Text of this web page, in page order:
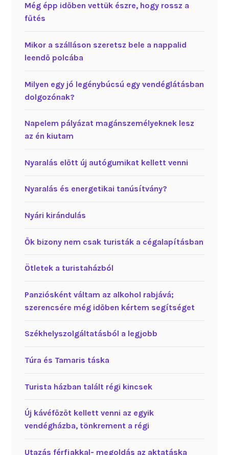
Még épp időben vettük észre, hogy rossz a
fűtés
Mikor a szálláson szeretsz bele a nappalid
leendő polcába
Milyen egy jó legénybúcsú egy vendéglátásban
dolgozónak?
Napelem pályázat magánszemélyeknek lesz
az én kiutam
Nyaralás előtt új autógumikat kellett venni
Nyaralás és energetikai tanúsítvány?
Nyári kirándulás
Ők bizony nem csak turisták a cégalapításban
Ötletek a turistaházból
Panziósként váltam az alkohol rabjává;
szerencsére még időben kértem segítséget
Székhelyszolgáltatásból a legjobb
Túra és Tamaris táska
Turista házban talált régi kincsek
Új kávéfőzőt kellett venni az egyik
vendégházba, tönkrement a régi
Utazás férfiakkal- megoldás az aktatáska